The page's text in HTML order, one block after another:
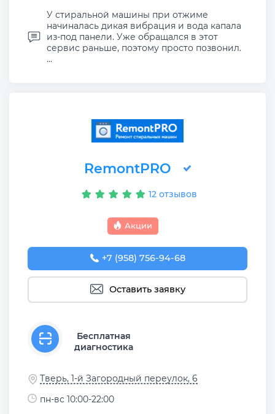
У стиральной машины при отжиме
начиналась дикая вибрация и вода капала
из-под панели. Уже обращался в этот
сервис раньше, поэтому просто позвонил.
...
RemontPRO
12 отзывов
Акции
+7 (958) 756-94-68
Оставить заявку
Бесплатная
диагностика
Тверь, 1-й Загородный переулок, 6
пн-вс 10:00-22:00